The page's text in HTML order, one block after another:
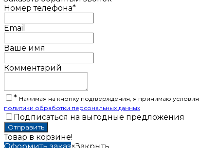
Номер телефона*
Email
Ваше имя
Комментарий
* Нажимая на кнопку подтверждения, я принимаю условия
политики обработки персональных данных
Подписаться на выгодные предложения
Товар в корзине!